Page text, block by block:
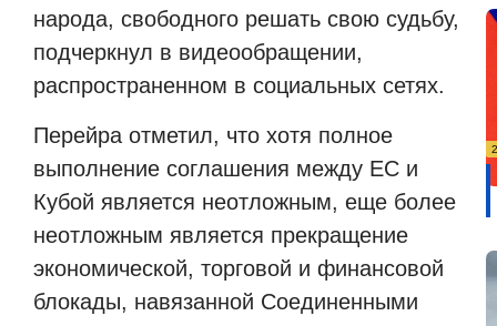
народа, свободного решать свою судьбу,
подчеркнул в видеообращении,
распространенном в социальных сетях.
Перейра отметил, что хотя полное
выполнение соглашения между ЕС и
Кубой является неотложным, еще более
неотложным является прекращение
экономической, торговой и финансовой
блокады, навязанной Соединенными